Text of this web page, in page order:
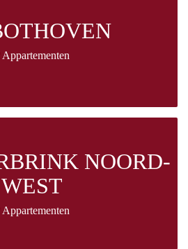
Appartementen
NOORD-
WEST
Appartementen